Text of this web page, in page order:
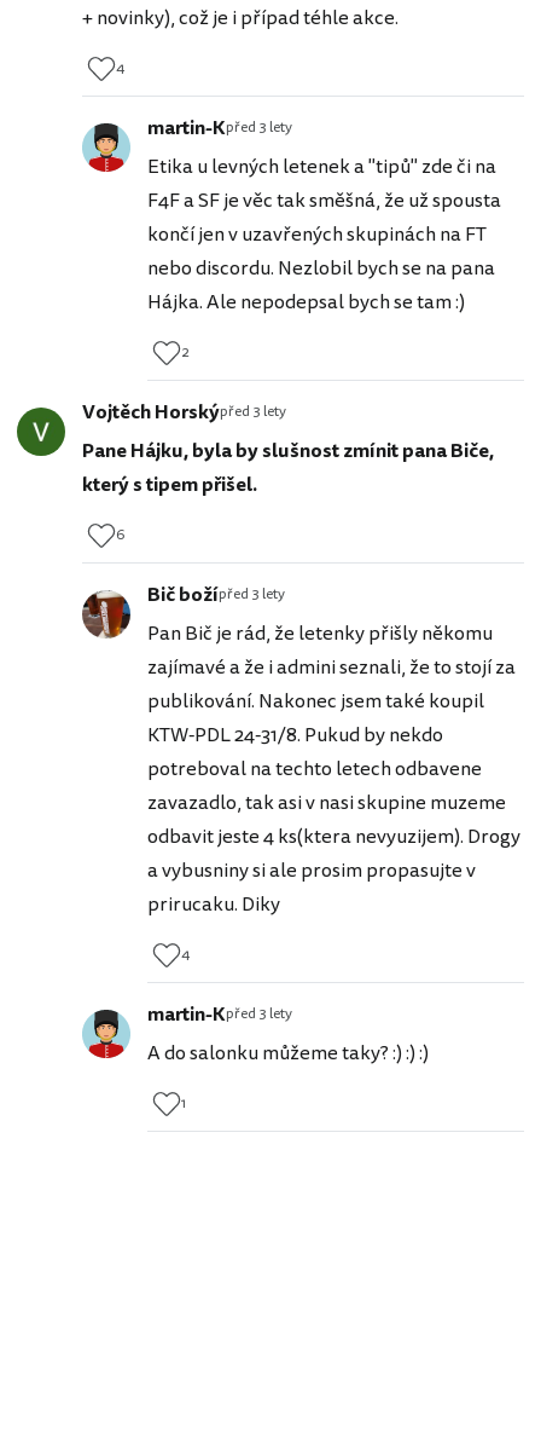
+ novinky), což je i případ téhle akce.
4
martin-Kpřed 3 lety
Etika u levných letenek a "tipů" zde či na
F4F a SF je věc tak směšná, že už spousta
končí jen v uzavřených skupinách na FT
nebo discordu. Nezlobil bych se na pana
Hájka. Ale nepodepsal bych se tam :)
2
Vojtěch Horskýpřed 3 lety
Pane Hájku, byla by slušnost zmínit pana Biče,
který s tipem přišel.
6
Bič božípřed 3 lety
Pan Bič je rád, že letenky přišly někomu
zajímavé a že i admini seznali, že to stojí za
publikování. Nakonec jsem také koupil
KTW-PDL 24-31/8. Pukud by nekdo
potreboval na techto letech odbavene
zavazadlo, tak asi v nasi skupine muzeme
odbavit jeste 4 ks(ktera nevyuzijem). Drogy
a vybusniny si ale prosim propasujte v
prirucaku. Diky
4
martin-Kpřed 3 lety
A do salonku můžeme taky? :) :) :)
1